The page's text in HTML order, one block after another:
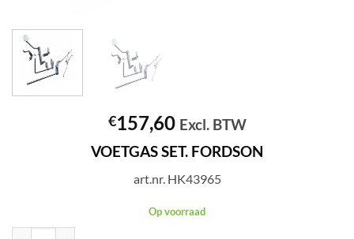
€157,60 Excl. BTW
VOETGAS SET. FORDSON
art.nr. HK43965
Op voorraad